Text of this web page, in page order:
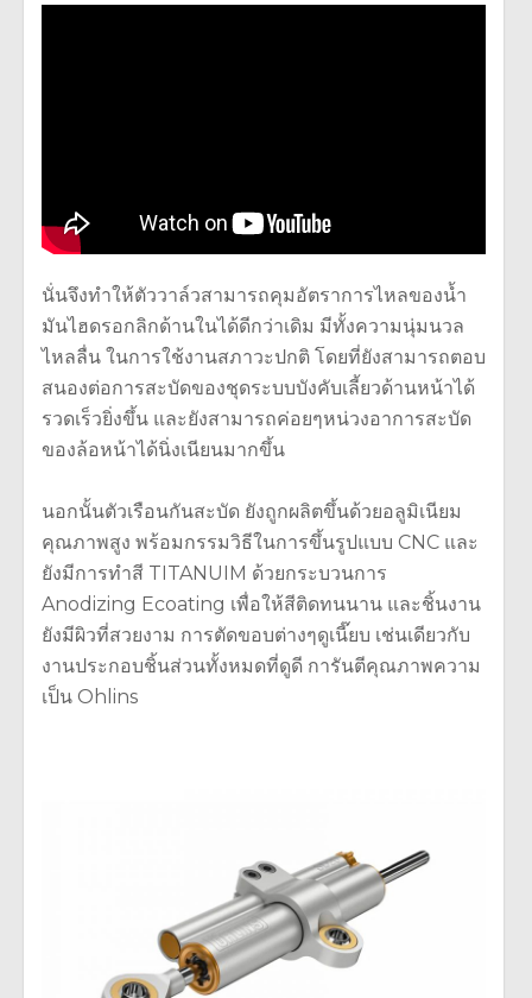
นั่นจึงทำให้ตัววาล์วสามารถคุมอัตราการไหลของน้ำ
มันไฮดรอกลิกด้านในได้ดีกว่าเดิม มีทั้งความนุ่มนวล
ไหลลื่น ในการใช้งานสภาวะปกติ โดยที่ยังสามารถตอบ
สนองต่อการสะบัดของชุดระบบบังคับเลี้ยวด้านหน้าได้
รวดเร็วยิ่งขึ้น และยังสามารถค่อยๆหน่วงอาการสะบัด
ของล้อหน้าได้นิ่งเนียนมากขึ้น
นอกนั้นตัวเรือนกันสะบัด ยังถูกผลิตขึ้นด้วยอลูมิเนียม
คุณภาพสูง พร้อมกรรมวิธีในการขึ้นรูปแบบ CNC และ
ยังมีการทำสี TITANUIM ด้วยกระบวนการ
Anodizing Ecoating เพื่อให้สีติดทนนาน และชิ้นงาน
ยังมีผิวที่สวยงาม การตัดขอบต่างๆดูเนี๊ยบ เช่นเดียวกับ
งานประกอบชิ้นส่วนทั้งหมดที่ดูดี การันตีคุณภาพความ
เป็น Ohlins